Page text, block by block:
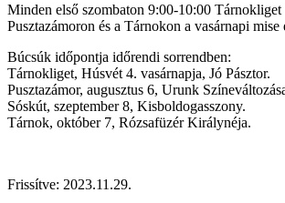
Minden első szombaton 9:00-10:00 Tárnokliget
Pusztazámoron és a Tárnokon a vasárnapi mise
Búcsúk időpontja időrendi sorrendben:
Tárnokliget, Húsvét 4. vasárnapja, Jó Pásztor.
Pusztazámor, augusztus 6, Urunk
Sóskút, szeptember 8, Kisboldogasszony.
Tárnok, október 7, Rózsafüzér Királynéja.
Frissítve: 2023.11.29.